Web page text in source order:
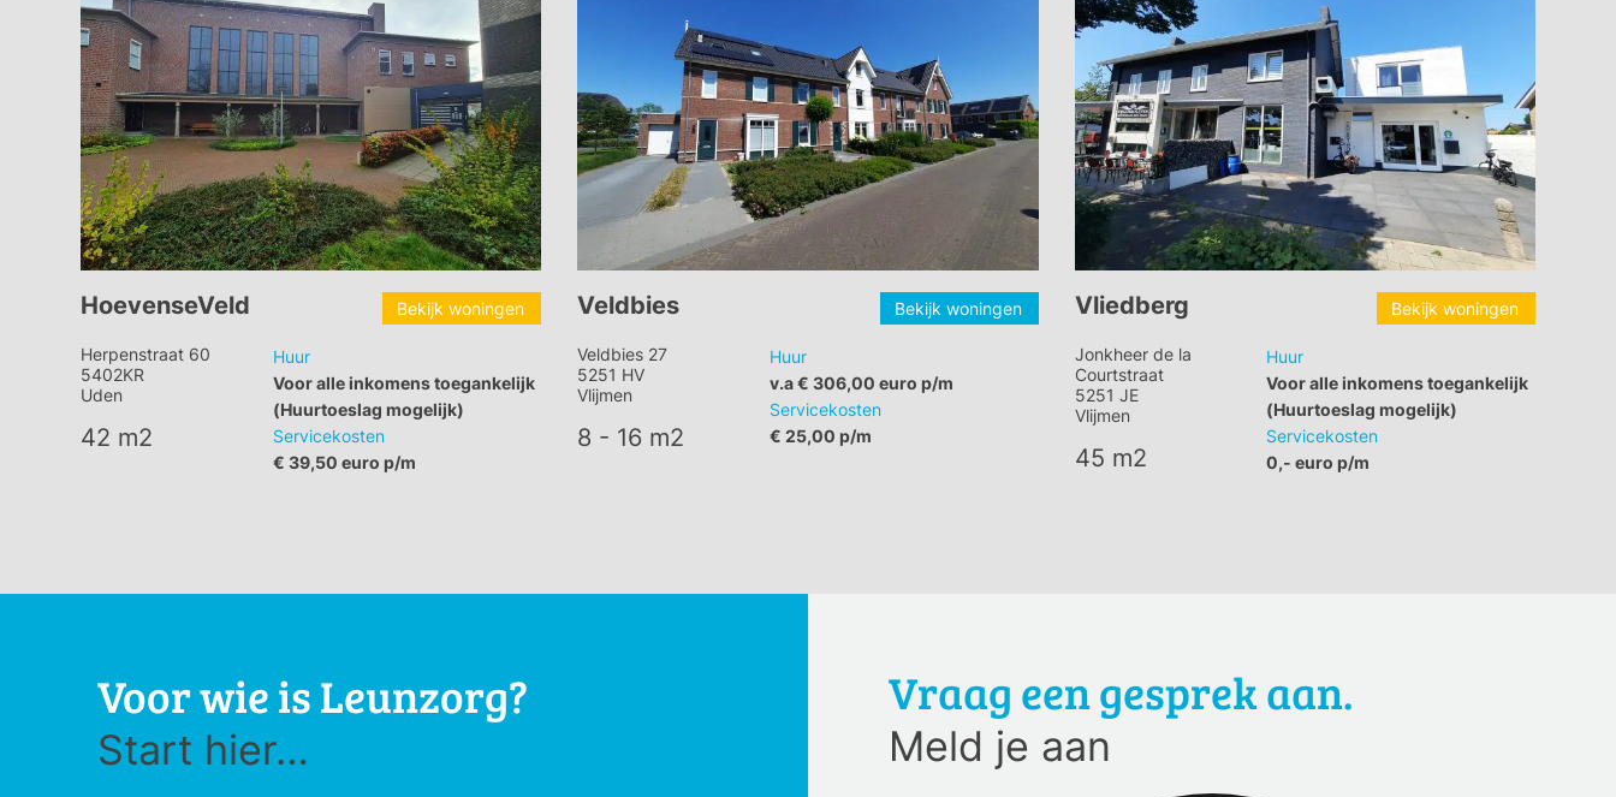
HoevenseVeld Bekijk woningen
Herpenstraat 60
5402KR
Uden
42 m2
Huur
Voor alle inkomens toegankelijk
(Huurtoeslag mogelijk)
Servicekosten
€ 39,50 euro p/m
Veldbies Bekijk woningen
Veldbies 27
5251 HV
Vlijmen
8 - 16 m2
Huur
v.a € 306,00 euro p/m
Servicekosten
€ 25,00 p/m
Vliedberg Bekijk woningen
Jonkheer de la
Courtstraat
5251 JE
Vlijmen
45 m2
Huur
Voor alle inkomens toegankelijk
(Huurtoeslag mogelijk)
Servicekosten
0,- euro p/m
Voor wie is Leunzorg?
Start hier…
Vraag een gesprek aan.
Meld je aan
Vraag een gesprek aan.